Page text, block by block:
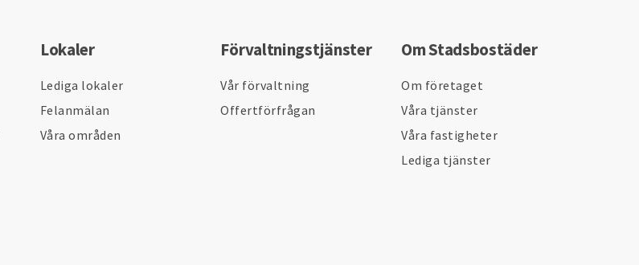
Lokaler
Lediga lokaler
Felanmälan
Våra områden
Förvaltningstjänster
Vår förvaltning
Offertförfrågan
Om Stadsbostäder
Om företaget
Våra tjänster
Våra fastigheter
Lediga tjänster